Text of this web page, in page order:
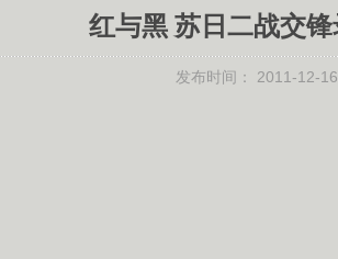
红与黑 苏日二战交
发布时间： 2011-12-